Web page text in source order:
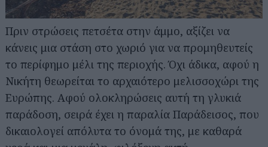
Πριν στρώσεις πετσέτα στην άμμο, αξίζει να
κάνεις μια στάση στο χωριό για να προμηθευτείς
το περίφημο μέλι της περιοχής. Όχι άδικα, αφού η
Νικήτη θεωρείται το αρχαιότερο μελισσοχώρι της
Ευρώπης. Αφού ολοκληρώσεις αυτή τη γλυκιά
παράδοση, σειρά έχει η παραλία Παράδεισος, που
δικαιολογεί απόλυτα το όνομά της, με καθαρά